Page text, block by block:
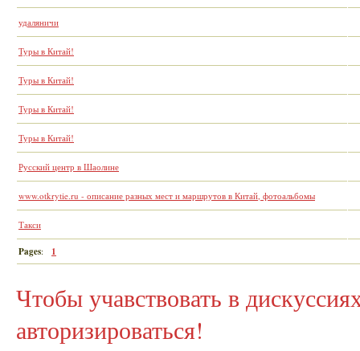
удаляничи
Туры в Китай!
Туры в Китай!
Туры в Китай!
Туры в Китай!
Русский центр в Шаолине
www.otkrytie.ru - описание разных мест и маршрутов в Китай, фотоальбомы
Такси
Pages: 1
Чтобы учавствовать в
авторизироваться!